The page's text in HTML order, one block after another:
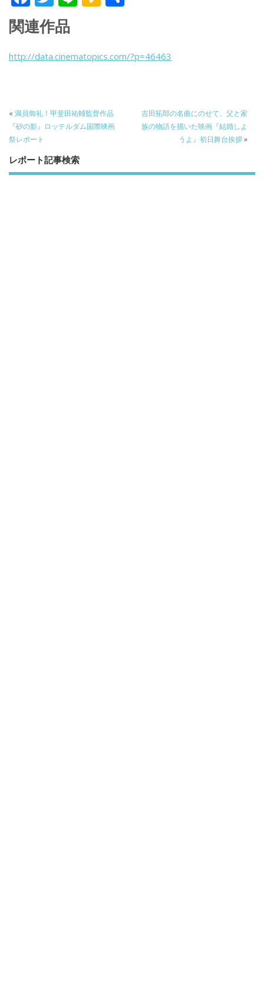
ac
e
b
k
w
itt
er a
関連作品
http://data.cinematopics.com/?p=46463
« 満員御礼！甲斐田祐輔監督作品
『砂の影』ロッテルダム国際映画
祭レポート
吉田拓郎の名曲にのせて、父と家
族の物語を描いた映画『結婚しよ
うよ』初日舞台挨拶»
レポート記事検索